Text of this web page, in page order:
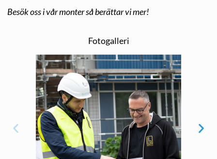
Besök oss i vår monter så berättar vi mer!
Fotogalleri